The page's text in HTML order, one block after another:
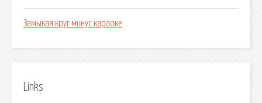
Замыкая круг минус караоке
Links